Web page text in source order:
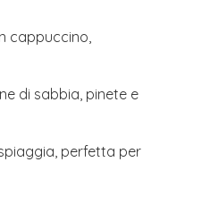
cappuccino,
di sabbia, pinete e
perfetta per